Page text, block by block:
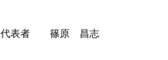
代表者 篠原 昌志